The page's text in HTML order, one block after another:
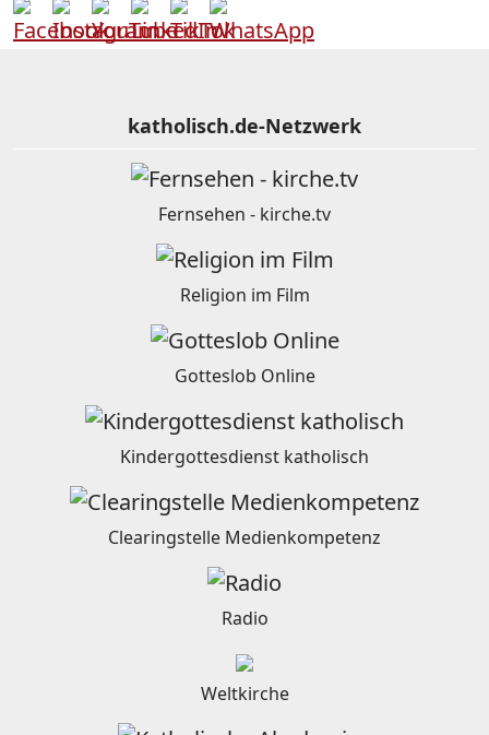
katholisch.de-Netzwerk
Fernsehen - kirche.tv
Religion im Film
Gotteslob Online
Kindergottesdienst katholisch
Clearingstelle Medienkompetenz
Radio
Weltkirche